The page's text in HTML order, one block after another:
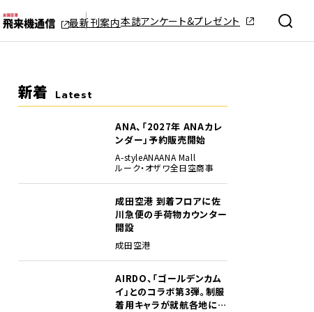
最新刊案内本誌アンケート&プレゼント
新着 Latest
ANA、「2027年 ANAカレ
ンダー」予約販売開始
A-styleANAANA Mall
ルーク・オザワ全日空商事
成田空港 到着フロアに佐
川急便の手荷物カウンター
開設
成田空港
AIRDO、「ゴールデンカム
イ」とのコラボ第3弾。制服
着用キャラが就航各地に登